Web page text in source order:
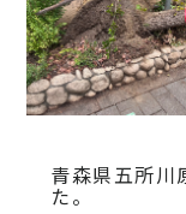
青森県五所川
た。